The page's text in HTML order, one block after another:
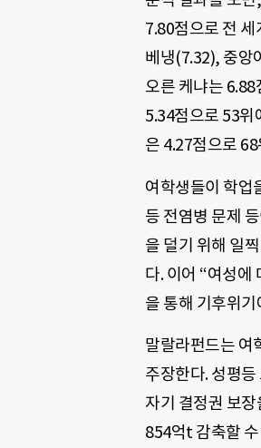
7.80점으로 전
베냉(7.32), 중앙
오른 케냐는
5.34점으로 53위
은 4.27점으로
여학생들이 학업
등 전염병 문제
을 덜기 위해 일
다. 이어 “여성에
을 통해 기후위
말랄라펀드는 여
주장한다. 성평
자기 결정권 보
854억t 감축할